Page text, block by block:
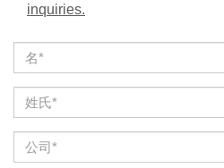
inquiries.